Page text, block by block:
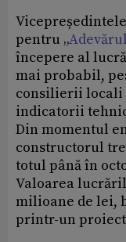
pentru „Adevărul
începere al
mai probabil,
consilierii locali
indicatorii
Din momentul
constructorul
totul până în
Valoarea
milioane de lei,
printr-un